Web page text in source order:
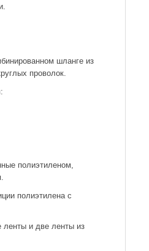
шланге из
проволок.
полиэтиленом,
полиэтилена с
ленты и две ленты из